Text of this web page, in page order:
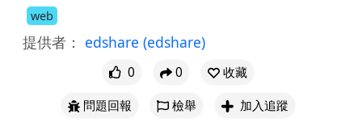
web
提供者： edshare (edshare)
0 0
收藏
問題回報
檢舉 加入追蹤